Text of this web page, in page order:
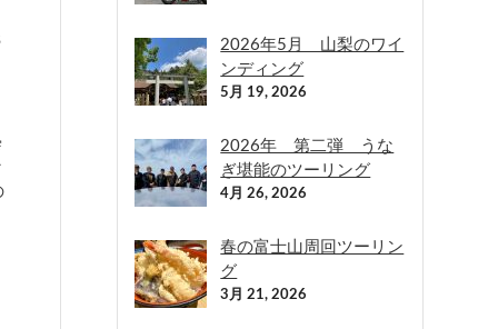
2026年5月 山梨のワイ
ンディング
5月 19, 2026
2026年 第二弾 うな
ぎ堪能のツーリング
4月 26, 2026
春の富士山周回ツーリン
グ
3月 21, 2026